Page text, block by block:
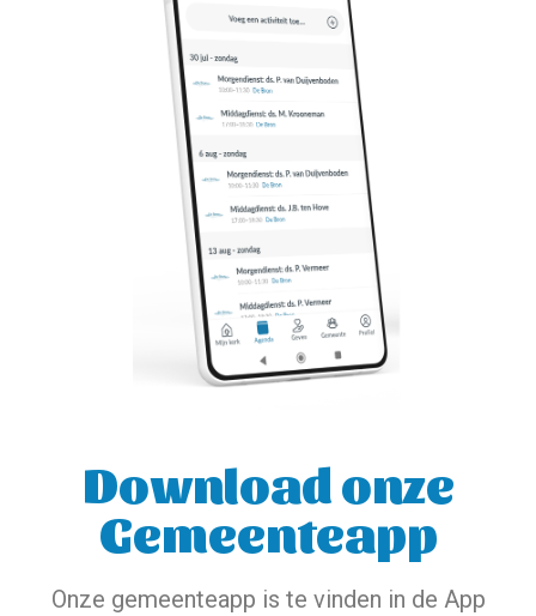
Download onze
Gemeenteapp
Onze gemeenteapp is te vinden in de App